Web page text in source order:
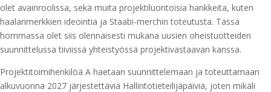
olet avainroolissa, sekä muita projektiluontoisia hankkeita, kuten
haalarimerkkien ideointia ja Staabi-merchin toteutusta. Tässä
hommassa olet siis olennaisesti mukana uusien oheistuotteiden
suunnittelussa tiiviissä yhteistyössä projektivastaavan kanssa.
Projektitoimihenkilöä A haetaan suunnittelemaan ja toteuttamaan
alkuvuonna 2027 järjestettäviä Hallintotieteilijäpäiviä, joten mikäli